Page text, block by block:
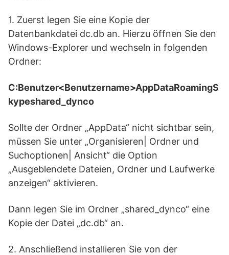
1. Zuerst legen Sie eine Kopie der
Datenbankdatei dc.db an. Hierzu öffnen Sie den
Windows-Explorer und wechseln in folgenden
Ordner:
C:Benutzer<Benutzername>AppDataRoamingS
kypeshared_dynco
Sollte der Ordner „AppData“ nicht sichtbar sein,
müssen Sie unter „Organisieren| Ordner und
Suchoptionen| Ansicht“ die Option
„Ausgeblendete Dateien, Ordner und Laufwerke
anzeigen“ aktivieren.
Dann legen Sie im Ordner „shared_dynco“ eine
Kopie der Datei „dc.db“ an.
2. Anschließend installieren Sie von der